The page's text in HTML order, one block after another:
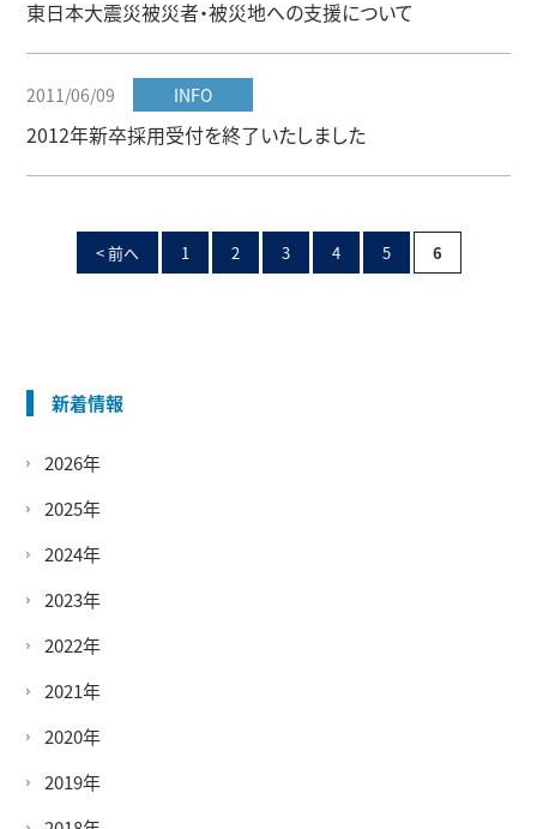
東日本大震災被災者・被災地への支援について
2011/06/09 INFO
2012年新卒採用受付を終了いたしました
< 前へ 1 2 3 4 5 6
新着情報
2026年
2025年
2024年
2023年
2022年
2021年
2020年
2019年